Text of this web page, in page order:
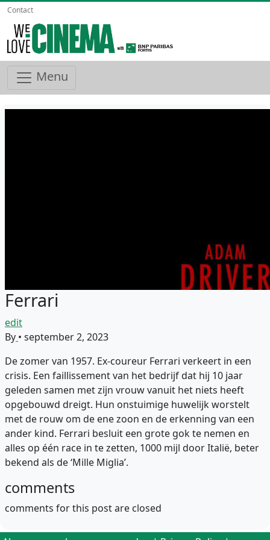
Contact
Menu
Ferrari
edit
By • september 2, 2023
De zomer van 1957. Ex-coureur Ferrari verkeert in een
crisis. Een faillissement van het bedrijf dat hij 10 jaar
geleden samen met zijn vrouw vanuit het niets heeft
opgebouwd dreigt. Hun onstuimige huwelijk worstelt
met de rouw om de ene zoon en de erkenning van een
ander kind. Ferrari besluit een grote gok te nemen en
alles op één race in te zetten, 1000 mijl door Italië, beter
bekend als de ‘Mille Miglia’.
comments
comments for this post are closed